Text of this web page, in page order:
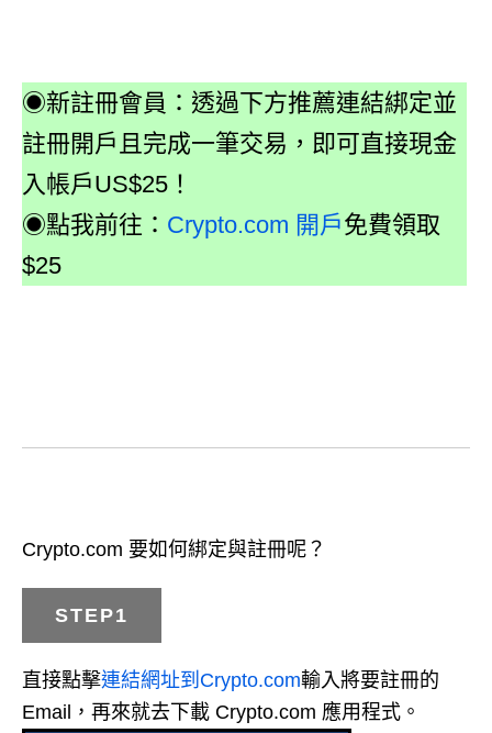
◉新註冊會員：透過下方推薦連結綁定並
註冊開戶且完成一筆交易，即可直接現金
入帳戶US$25！
◉點我前往： Crypto.com 開戶免費領取
$25
Crypto.com 要如何綁定與註冊呢？
STEP1
直接點擊連結網址到Crypto.com輸入將要註冊的
Email，再來就去下載 Crypto.com 應用程式。